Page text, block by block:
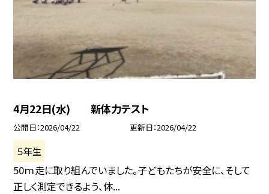
4月22日(水) 新体力テスト
公開日 2026/04/22 更新日 2026/04/22
５年生
50ｍ走に取り組んでいました。子どもたちが安全に、そして
正しく測定できるよう、体...